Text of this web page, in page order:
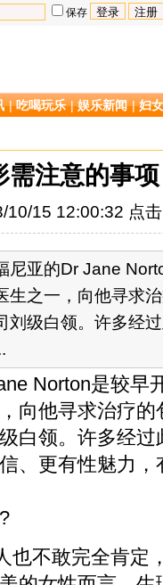
保存
|吃喝玩乐 |娱乐新闻 |妇
需注意的事
10/15 12:00:32 点
尼亚的Dr Jane
生之一，向他寻求
刘级白领。许多经
Norton是较早
向他寻求治疗
白领。许多经
、更有性魅力
不敢完全肯定